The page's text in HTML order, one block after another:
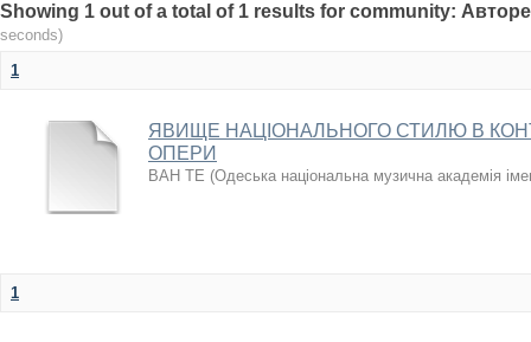
Showing 1 out of a total of 1 results for community:
seconds)
1
ЯВИЩЕ НАЦІОНАЛЬНОГО СТИЛЮ В
ОПЕРИ
ВАН ТЕ (Одеська національна музична академія
1